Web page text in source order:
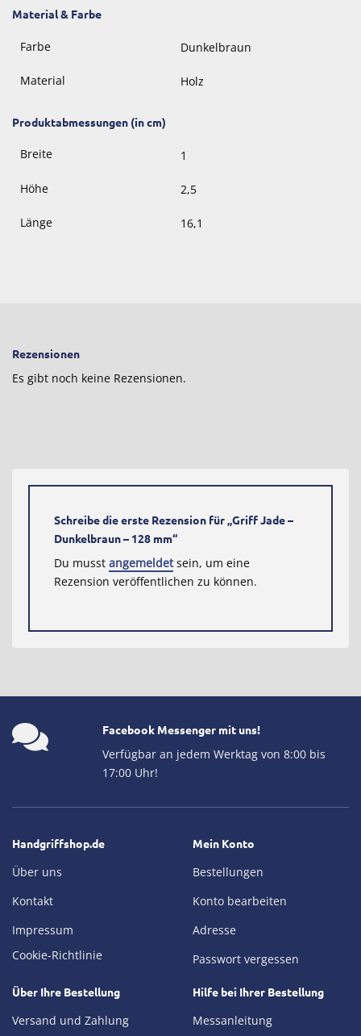
Material & Farbe
Farbe Dunkelbraun
Material Holz
Produktabmessungen (in cm)
Breite 1
Höhe 2,5
Länge 16,1
Rezensionen
Es gibt noch keine Rezensionen.
Schreibe die erste Rezension für „Griff Jade –
Dunkelbraun – 128 mm“
Du musst angemeldetsein, um eine
Rezension veröffentlichen zu können.
Facebook Messenger mit uns!
Verfügbar an jedem Werktag von 8:00 bis
17:00 Uhr!
Handgriffshop.de
Über uns
Kontakt
Impressum
Cookie-Richtlinie
Mein Konto
Bestellungen
Konto bearbeiten
Adresse
Passwort vergessen
Über Ihre Bestellung
Versand und Zahlung
Hilfe bei Ihrer Bestellung
Messanleitung